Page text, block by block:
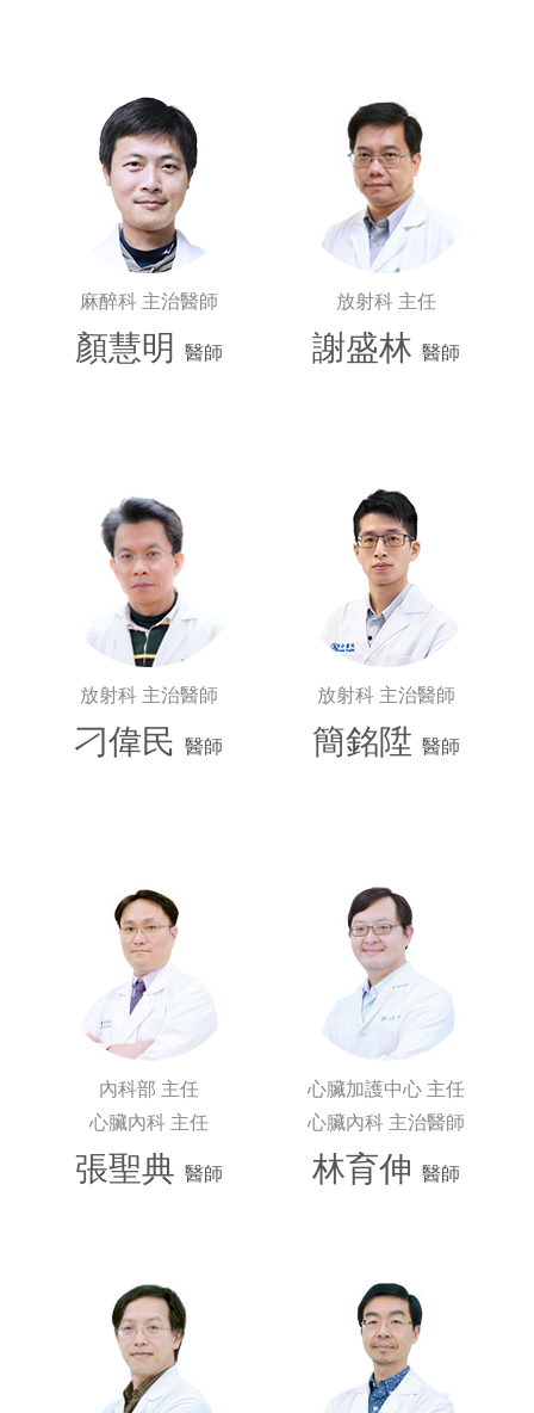
麻醉科 主治醫師
顏慧明 醫師
放射科 主任
謝盛林 醫師
放射科 主治醫師
刁偉民 醫師
放射科 主治醫師
簡銘陞 醫師
內科部 主任
心臟內科 主任
張聖典 醫師
心臟加護中心 主任
心臟內科 主治醫師
林育伸 醫師